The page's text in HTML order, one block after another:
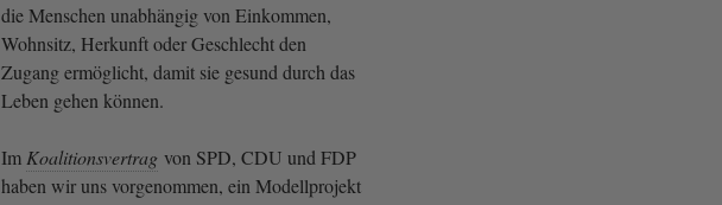
die Menschen unabhängig von Einkommen,
Wohnsitz, Herkunft oder Geschlecht den
Zugang ermöglicht, damit sie gesund durch das
Leben gehen können.
Im Koalitionsvertrag von SPD, CDU und FDP
haben wir uns vorgenommen, ein Modellprojekt